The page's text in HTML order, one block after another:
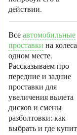
действии.
Всеавтомобильные
проставки на
одном месте.
Рассказываем про
передние и задние
проставки для
увеличения вылета
дисков и смены
разболтовки: как
выбрать и где